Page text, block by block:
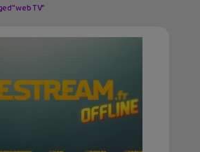
"web TV"